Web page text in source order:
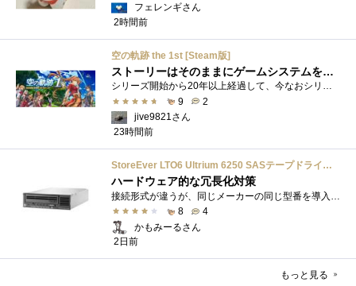
フェレンギさん
2時間前
空の軌跡 the 1st [Steam版]
ストーリーはそのままにゲームシステムを現代化
9
2
jive9821さん
23時間前
StoreEver LTO6 Ultrium 6250 SASテープドライブ(内蔵型)
ハードウェア的な冗長化対策
8
4
かもみーるさん
2日前
もっと見る